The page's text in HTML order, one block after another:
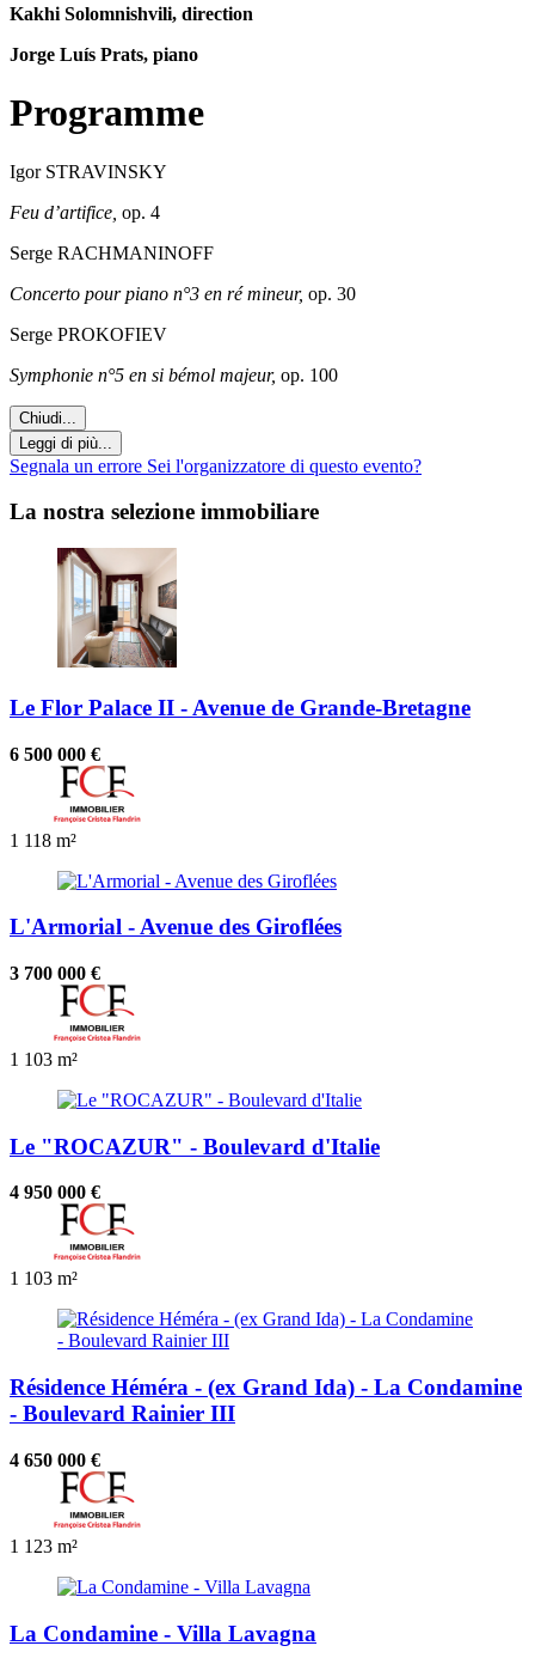
Kakhi Solomnishvili, direction
Jorge Luís Prats, piano
Programme
Igor STRAVINSKY
Feu d’artifice, op. 4
Serge RACHMANINOFF
Concerto pour piano n°3 en ré mineur, op. 30
Serge PROKOFIEV
Symphonie n°5 en si bémol majeur, op. 100
Chiudi...
Leggi di più...
Segnala un errore Sei l'organizzatore di questo evento?
La nostra selezione immobiliare
Le Flor Palace II - Avenue de Grande-Bretagne
6 500 000 €
1 118 m²
L'Armorial - Avenue des Giroflées
3 700 000 €
1 103 m²
Le "ROCAZUR" - Boulevard d'Italie
4 950 000 €
1 103 m²
Résidence Héméra - (ex Grand Ida) - La Condamine
- Boulevard Rainier III
4 650 000 €
1 123 m²
La Condamine - Villa Lavagna